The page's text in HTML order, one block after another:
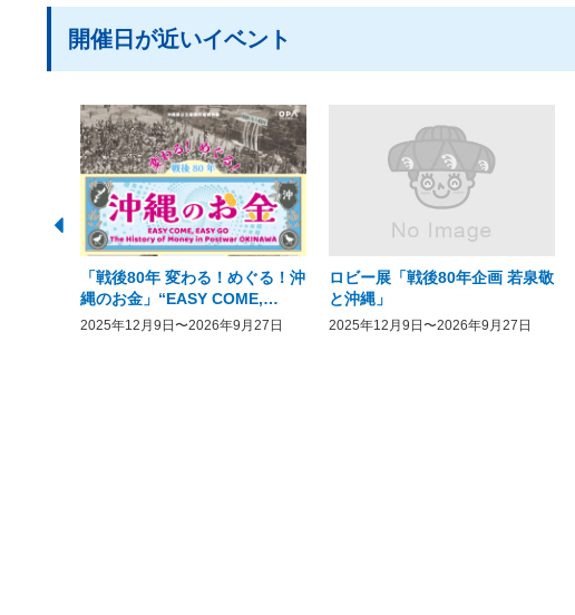
開催日が近いイベント
「戦後80年 変わる！めぐる！沖
縄のお金」“EASY COME,
EASY GO － The History of
2025年12月9日〜2026年9月27日
ロビー展「戦後80年企画 若泉敬
と沖縄」
2025年12月9日〜2026年9月27日